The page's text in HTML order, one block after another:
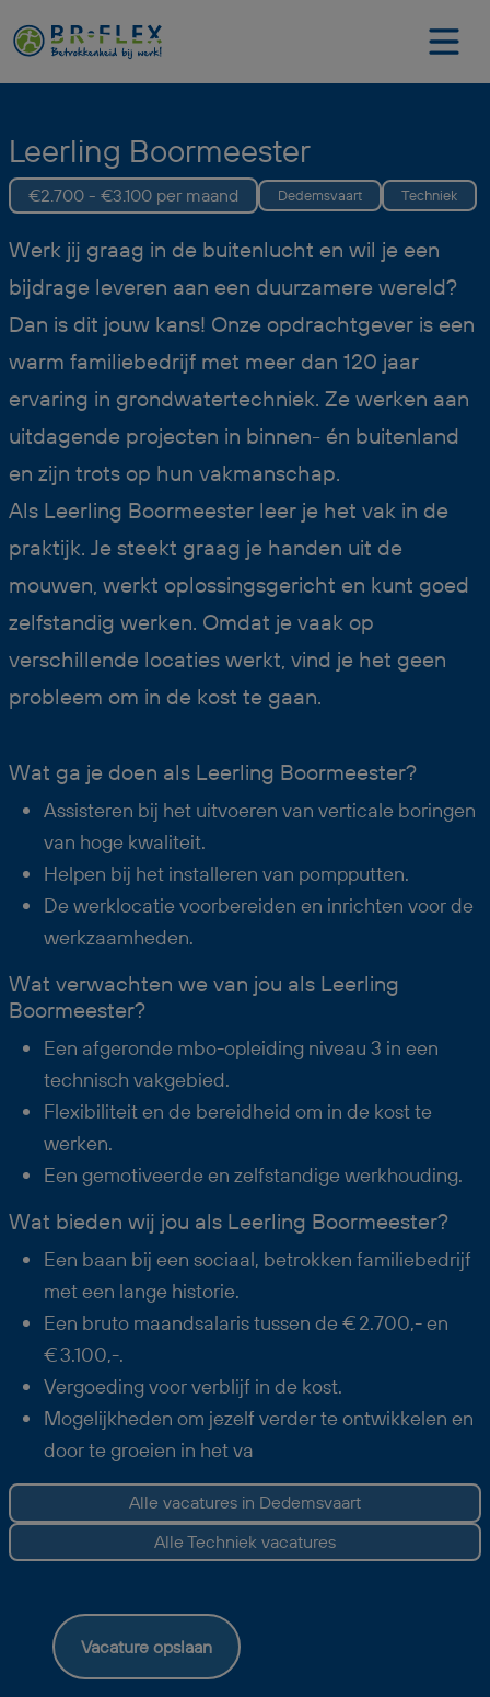
Leerling Boormeester
€2.700 - €3.100 per maand Dedemsvaart Techniek
Werk jij graag in de buitenlucht en wil je een
bijdrage leveren aan een duurzamere wereld?
Dan is dit jouw kans! Onze opdrachtgever is een
warm familiebedrijf met meer dan 120 jaar
ervaring in grondwatertechniek. Ze werken aan
uitdagende projecten in binnen- én buitenland
en zijn trots op hun vakmanschap.
Als Leerling Boormeester leer je het vak in de
praktijk. Je steekt graag je handen uit de
mouwen, werkt oplossingsgericht en kunt goed
zelfstandig werken. Omdat je vaak op
verschillende locaties werkt, vind je het geen
probleem om in de kost te gaan.
Wat ga je doen als Leerling Boormeester?
Assisteren bij het uitvoeren van verticale boringen
van hoge kwaliteit.
Helpen bij het installeren van pompputten.
De werklocatie voorbereiden en inrichten voor de
werkzaamheden.
Wat verwachten we van jou als Leerling
Boormeester?
Een afgeronde mbo-opleiding niveau 3 in een
technisch vakgebied.
Flexibiliteit en de bereidheid om in de kost te
werken.
Een gemotiveerde en zelfstandige werkhouding.
Wat bieden wij jou als Leerling Boormeester?
Een baan bij een sociaal, betrokken familiebedrijf
met een lange historie.
Een bruto maandsalaris tussen de € 2.700,- en
€ 3.100,-.
Vergoeding voor verblijf in de kost.
Mogelijkheden om jezelf verder te ontwikkelen en
door te groeien in het va
Alle vacatures in Dedemsvaart
Alle Techniek vacatures
Vacature opslaan